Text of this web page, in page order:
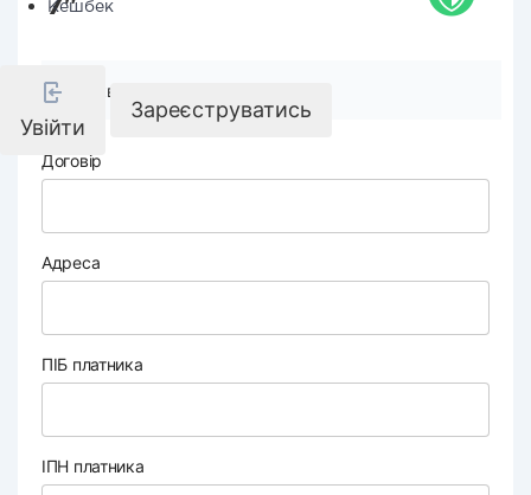
Кешбек
Увійти
Зареєструватись
7"
Реквізити компанії
Договір
Адреса
ПІБ платника
ІПН платника